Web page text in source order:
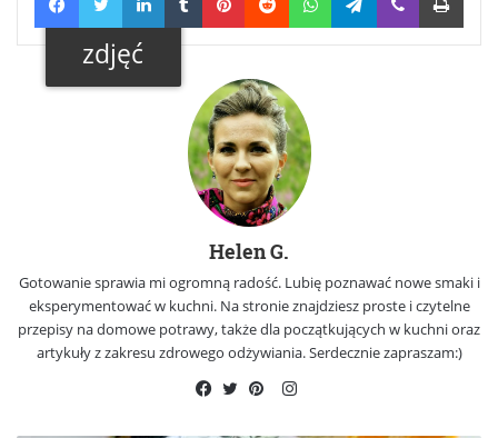
Galeria
zdjęć
Helen G.
Gotowanie sprawia mi ogromną radość. Lubię poznawać nowe smaki i
eksperymentować w kuchni. Na stronie znajdziesz proste i czytelne
przepisy na domowe potrawy, także dla początkujących w kuchni oraz
artykuły z zakresu zdrowego odżywiania. Serdecznie zapraszam:)
Instagram